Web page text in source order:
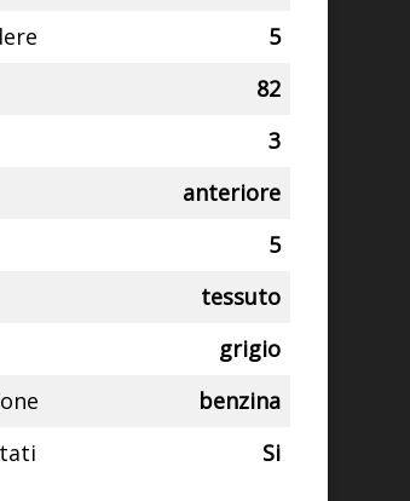
5
82
3
anteriore
5
tessuto
grigio
benzina
Si